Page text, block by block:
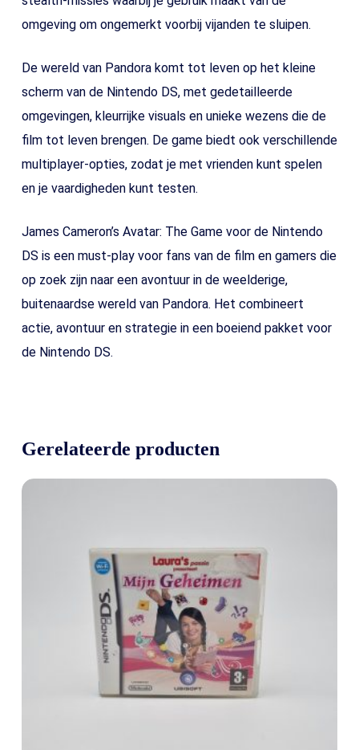
omgeving om ongemerkt voorbij vijanden te sluipen.
De wereld van Pandora komt tot leven op het kleine
scherm van de Nintendo DS, met gedetailleerde
omgevingen, kleurrijke visuals en unieke wezens die de
film tot leven brengen. De game biedt ook verschillende
multiplayer-opties, zodat je met vrienden kunt spelen
en je vaardigheden kunt testen.
James Cameron’s Avatar: The Game voor de Nintendo
DS is een must-play voor fans van de film en gamers die
op zoek zijn naar een avontuur in de weelderige,
buitenaardse wereld van Pandora. Het combineert
actie, avontuur en strategie in een boeiend pakket voor
de Nintendo DS.
Gerelateerde producten